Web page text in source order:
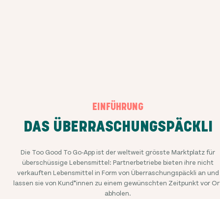
EINFÜHRUNG
DAS ÜBERRASCHUNGSPÄCKLI
Die Too Good To Go-App ist der weltweit grösste Marktplatz für
überschüssige Lebensmittel: Partnerbetriebe bieten ihre nicht
verkauften Lebensmittel in Form von Überraschungspäckli an und
lassen sie von Kund*innen zu einem gewünschten Zeitpunkt vor
abholen.